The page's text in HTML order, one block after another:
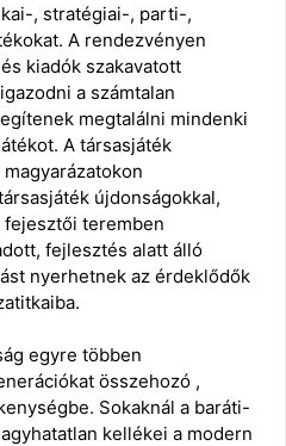
, stratégiai-, parti-,
A rendezvényen
kiadók szakavatott
a számtalan
megtalálni mindenki
A társasjáték
újdonságokkal,
fejesztői teremben
fejlesztés alatt álló
nyerhetnek az érdeklődők
egyre többen
összehozó ,
Sokaknál a baráti-
kellékei a modern